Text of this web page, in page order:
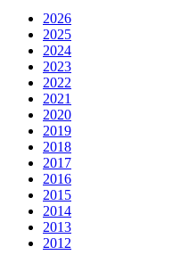
2026
2025
2024
2023
2022
2021
2020
2019
2018
2017
2016
2015
2014
2013
2012